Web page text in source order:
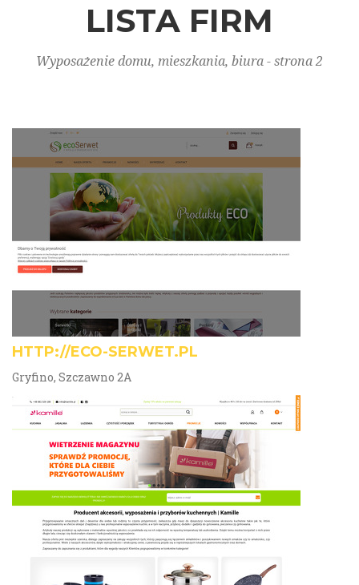
LISTA FIRM
Wyposażenie domu, mieszkania, biura - strona 2
HTTP://ECO-SERWET.PL
Gryfino, Szczawno 2A